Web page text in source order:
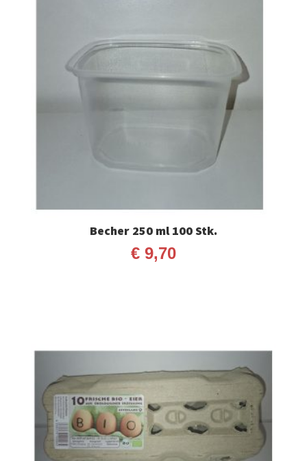
Becher 250 ml 100 Stk.
€9,70